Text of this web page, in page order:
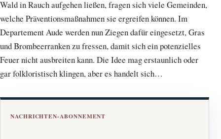
Wald in Rauch aufgehen ließen, fragen sich viele Gemeinden,
welche Präventionsmaßnahmen sie ergreifen können. Im
Departement Aude werden nun Ziegen dafür eingesetzt, Gras
und Brombeerranken zu fressen, damit sich ein potenzielles
Feuer nicht ausbreiten kann. Die Idee mag erstaunlich oder
gar folkloristisch klingen, aber es handelt sich…
NACHRICHTEN-ABONNEMENT